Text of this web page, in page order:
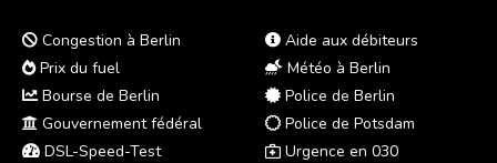
Congestion à Berlin
Prix du fuel
Bourse de Berlin
Gouvernement fédéral
DSL-Speed-Test
Aide aux débiteurs
Météo à Berlin
Police de Berlin
Police de Potsdam
Urgence en 030